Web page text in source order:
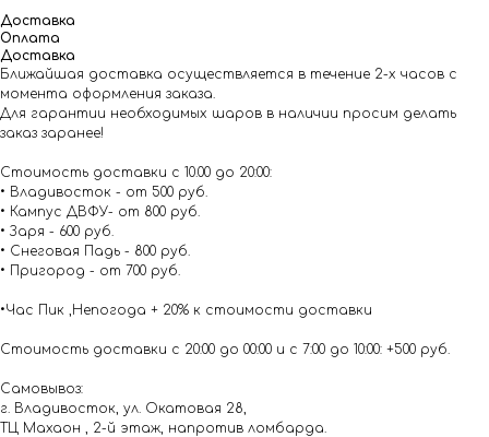
Доставка
Оплата
Доставка
Ближайшая доставка осуществляется в течение 2-х часов с
момента оформления заказа.
Для гарантии необходимых шаров в наличии просим делать
заказ заранее!
Стоимость доставки с 10.00 до 20:00:
• Владивосток - от 500 руб.
• Кампус ДВФУ- от 800 руб.
• Заря - 600 руб.
• Снеговая Падь - 800 руб.
• Пригород - от 700 руб.
•Час Пик ,Непогода + 20% к стоимости доставки
Стоимость доставки с 20:00 до 00:00 и с 7:00 до 10:00: +500 руб.
Самовывоз:
г. Владивосток, ул. Окатовая 28,
ТЦ Махаон , 2-й этаж, напротив ломбарда.